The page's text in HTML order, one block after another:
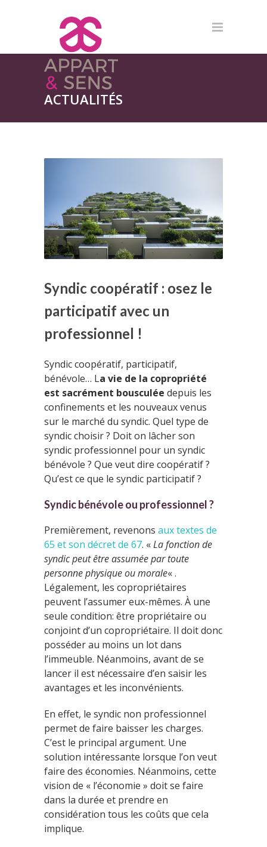
ACTUALITÉS
Syndic coopératif : osez le
participatif avec un
professionnel !
Syndic coopératif, participatif,
bénévole… La vie de la copropriété
est sacrément bousculée depuis les
confinements et les nouveaux venus
sur le marché du syndic. Quel type de
syndic choisir ? Doit on lâcher son
syndic professionnel pour un syndic
bénévole ? Que veut dire coopératif ?
Qu’est ce que le syndic participatif ?
Syndic bénévole ou professionnel ?
Premièrement, revenons aux textes de
65 et son décret de 67. «La fonction de
syndic peut être assumée par toute
personne physique ou morale« .
Légalement, les copropriétaires
peuvent l’assumer eux-mêmes. À une
seule condition: être propriétaire ou
conjoint d’un copropriétaire. Il doit donc
posséder au moins un lot dans
l’immeuble. Néanmoins, avant de se
lancer il est nécessaire d’en saisir les
avantages et les inconvénients.
En effet, le syndic non professionnel
permet de faire baisser les charges.
C’est le principal argument. Une
solution intéressante lorsque l’on veut
faire des économies. Néanmoins, cette
vision de « l’économie » doit se faire
dans la durée et prendre en
considération tous les coûts que cela
implique.